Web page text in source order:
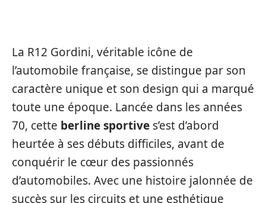
La R12 Gordini, véritable icône de
l’automobile française, se distingue par son
caractère unique et son design qui a marqué
toute une époque. Lancée dans les années
70, cette berline sportive s’est d’abord
heurtée à ses débuts difficiles, avant de
conquérir le cœur des passionnés
d’automobiles. Avec une histoire jalonnée de
succès sur les circuits et une esthétique